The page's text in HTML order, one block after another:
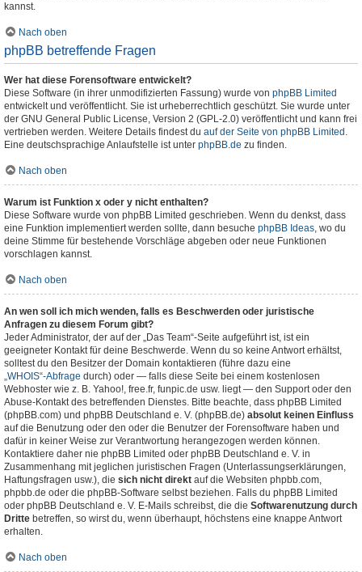
kannst.
Nach oben
phpBB betreffende Fragen
Wer hat diese Forensoftware entwickelt?
Diese Software (in ihrer unmodifizierten Fassung) wurde von phpBB Limited
entwickelt und veröffentlicht. Sie ist urheberrechtlich geschützt. Sie wurde unter
der GNU General Public License, Version 2 (GPL-2.0) veröffentlicht und kann frei
vertrieben werden. Weitere Details findest du auf der Seite von phpBB Limited .
Eine deutschsprachige Anlaufstelle ist unter phpBB.de zu finden.
Nach oben
Warum ist Funktion x oder y nicht enthalten?
Diese Software wurde von phpBB Limited geschrieben. Wenn du denkst, dass
eine Funktion implementiert werden sollte, dann besuche phpBB Ideas, wo du
deine Stimme für bestehende Vorschläge abgeben oder neue Funktionen
vorschlagen kannst.
Nach oben
An wen soll ich mich wenden, falls es Beschwerden oder juristische
Anfragen zu diesem Forum gibt?
Jeder Administrator, der auf der „Das Team“-Seite aufgeführt ist, ist ein
geeigneter Kontakt für deine Beschwerde. Wenn du so keine Antwort erhältst,
solltest du den Besitzer der Domain kontaktieren (führe dazu eine
„WHOIS“-Abfrage durch) oder — falls diese Seite bei einem kostenlosen
Webhoster wie z. B. Yahoo!, free.fr, funpic.de usw. liegt — den Support oder den
Abuse-Kontakt des betreffenden Dienstes. Bitte beachte, dass phpBB Limited
(phpBB.com) und phpBB Deutschland e. V. (phpBB.de) absolut keinen Einfluss
auf die Benutzung oder den oder die Benutzer der Forensoftware haben und
dafür in keiner Weise zur Verantwortung herangezogen werden können.
Kontaktiere daher nie phpBB Limited oder phpBB Deutschland e. V. in
Zusammenhang mit jeglichen juristischen Fragen (Unterlassungserklärungen,
Haftungsfragen usw.), die sich nicht direkt auf die Websiten phpbb.com,
phpbb.de oder die phpBB-Software selbst beziehen. Falls du phpBB Limited
oder phpBB Deutschland e. V. E-Mails schreibst, die die Softwarenutzung durch
Dritte betreffen, so wirst du, wenn überhaupt, höchstens eine knappe Antwort
erhalten.
Nach oben